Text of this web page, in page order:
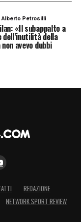
Alberto Petrosilli
«Il subappalto a
della
avevo dubbi
REDAZIONE
NETWORK SPORT REVIEW